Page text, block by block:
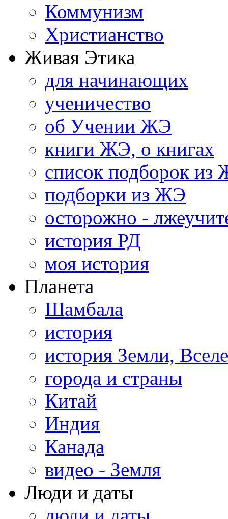
Коммунизм
Христианство
Живая Этика
для начинающих
ученичество
об Учении ЖЭ
книги ЖЭ, о книгах
список подборок из
подборки из ЖЭ
осторожно -
история РД
моя история
Планета
Шамбала
история
история Земли,
города и страны
Китай
Индия
Канада
видео - Земля
Люди и даты